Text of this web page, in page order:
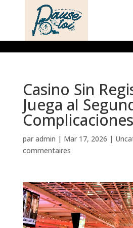
Casino Sin
Juega al
Complicaciones
par admin | Mar 17, 2026 |
commentaires